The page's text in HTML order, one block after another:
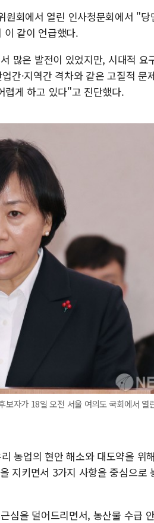
특정 정치인 측근 포항시 정책특
李 "해남 태양광, 대한민국 다음
트럼프, 中 겨냥 폴리실리콘 관
회에서 열린 인사청문회에서 "당
이 같이 언급했다.
많은 발전이 있었지만, 시대적 요
간·지역간 격차와 같은 고질적 문
렵게 하고 있다"고 진단했다.
자가 18일 오전 서울 여의도 국회에서 열
농업의 현안 해소와 대도약을 위
지키면서 3가지 사항을 중심으로
심을 덜어드리면서, 농산물 수급